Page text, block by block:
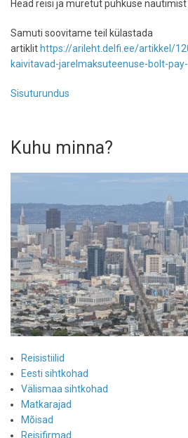
Head reisi ja muretut puhkuse
Samuti soovitame teil külastada
artiklit https://arileht.delfi.ee/artikkel/
kaivitavad-jarelmaksuteenuse-bolt-
Sisuturundus
Kuhu minna?
Reisistiilid
Eesti sihtkohad
Välismaa sihtkohad
Matkarajad
Mõisad
Reisifirmad